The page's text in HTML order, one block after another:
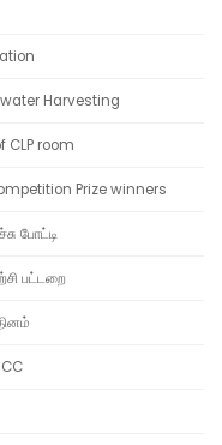
Harvesting
room
Prize winners
போட்டி
பட்டறை